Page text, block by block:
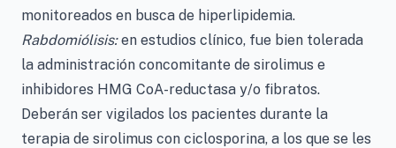
monitoreados en busca de hiperlipidemia.
Rabdomiólisis:en estudios clínico, fue bien tolerada
la administración concomitante de sirolimus e
inhibidores HMG CoA-reductasa y/o fibratos.
Deberán ser vigilados los pacientes durante la
terapia de sirolimus con ciclosporina, a los que se les